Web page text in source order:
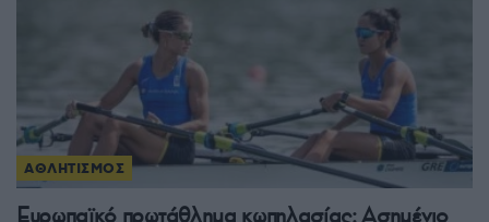
ΑΘΛΗΤΙΣΜΟΣ
Ευρωπαϊκό πρωτάθλημα κωπηλασίας: Ασημένιο